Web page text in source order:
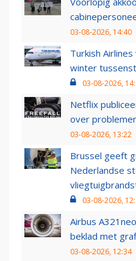
03-08-2026, 14:40
Turkish
winter
03-08-2026,
Netflix
over
03-08-2026, 13:22
Brussel geeft
Nederlandse
03-08-2026,
Airbus
beklad met
03-08-2026, 12:34